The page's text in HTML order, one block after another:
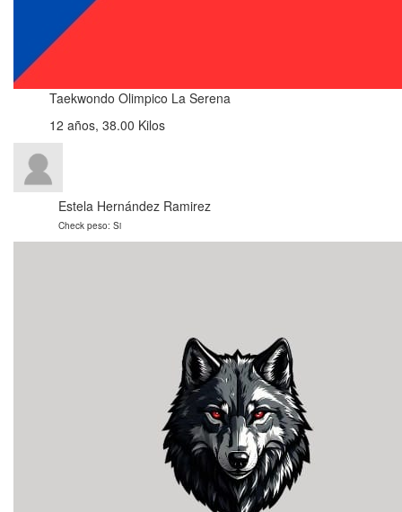
Taekwondo Olimpico La Serena
12 años, 38.00 Kilos
Estela Hernández Ramirez
Check peso: Si